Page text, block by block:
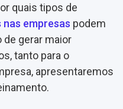
quais tipos de
empresas podem
gerar maior
tanto para o
apresentaremos